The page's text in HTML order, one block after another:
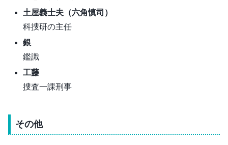
土屋義士夫（六角慎司）
科捜研の主任
銀
鑑識
工藤
捜査一課刑事
その他